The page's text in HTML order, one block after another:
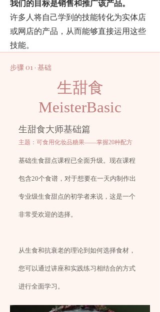
我们的目标是销售和推广该产品。
许多人将自己学到的技能转化为实体店
或网店的产品，从而能够直接运用这些
技能。
步骤 01 · 基础
生甜食
MeisterBasic
生甜食大师基础篇
主题：可食用化妆品糖果——掌握20种配方
基础生食甜点课程已全面升级。现在课程
包含20个食谱，对于想要在一天内制作出
专业级生食甜点的初学者来说，这是一个
非常受欢迎的选择。
从生食和抗衰老的理论到如何选择食材，
您可以通过讲座和实践练习相结合的方式
进行全面学习。